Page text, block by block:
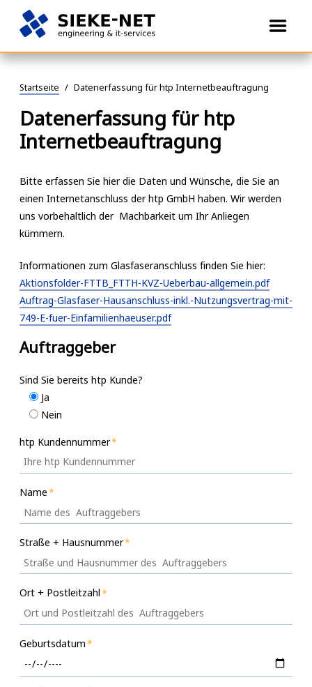
Springe
Inhalt
SIEKE-
engineering
it-
Öffne
Startseite / Datenerfassung für htp Internetbeauftragung
Datenerfassung für htp
Internetbeauftragung
Bitte erfassen Sie hier die Daten und Wünsche, die Sie an
einen Internetanschluss der htp GmbH haben. Wir werden
uns vorbehaltlich der Machbarkeit um Ihr Anliegen
kümmern.
Informationen zum Glasfaseranschluss finden Sie hier:
Aktionsfolder-FTTB_FTTH-KVZ-Ueberbau-allgemein.pdf
Auftrag-Glasfaser-Hausanschluss-inkl.-Nutzungsvertrag-mit-
749-E-fuer-Einfamilienhaeuser.pdf
Auftraggeber
Sind Sie bereits htp Kunde?
Ja
Nein
htp Kundennummer
Name
Straße + Hausnummer
Ort + Postleitzahl
Geburtsdatum